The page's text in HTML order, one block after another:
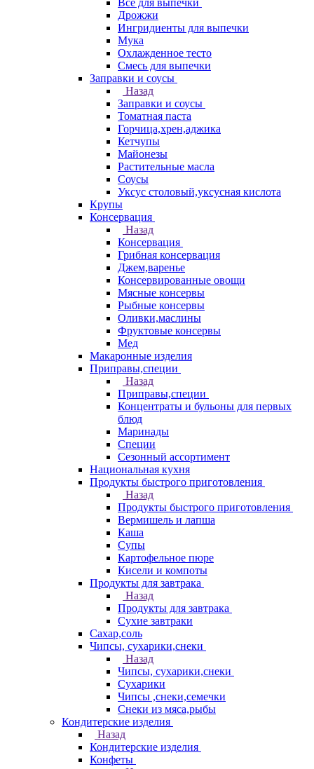
Все для выпечки
Дрожжи
Ингридиенты для выпечки
Мука
Охлажденное тесто
Смесь для выпечки
Заправки и соусы
Назад
Заправки и соусы
Томатная паста
Горчица,хрен,аджика
Кетчупы
Майонезы
Растительные масла
Соусы
Уксус столовый,уксусная кислота
Крупы
Консервация
Назад
Консервация
Грибная консервация
Джем,варенье
Консервированные овощи
Мясные консервы
Рыбные консервы
Оливки,маслины
Фруктовые консервы
Мед
Макаронные изделия
Приправы,специи
Назад
Приправы,специи
Концентраты и бульоны для первых
блюд
Маринады
Специи
Сезонный ассортимент
Национальная кухня
Продукты быстрого приготовления
Назад
Продукты быстрого приготовления
Вермишель и лапша
Каша
Супы
Картофельное пюре
Кисели и компоты
Продукты для завтрака
Назад
Продукты для завтрака
Сухие завтраки
Сахар,соль
Чипсы, сухарики,снеки
Назад
Чипсы, сухарики,снеки
Сухарики
Чипсы ,снеки,семечки
Снеки из мяса,рыбы
Кондитерские изделия
Назад
Кондитерские изделия
Конфеты